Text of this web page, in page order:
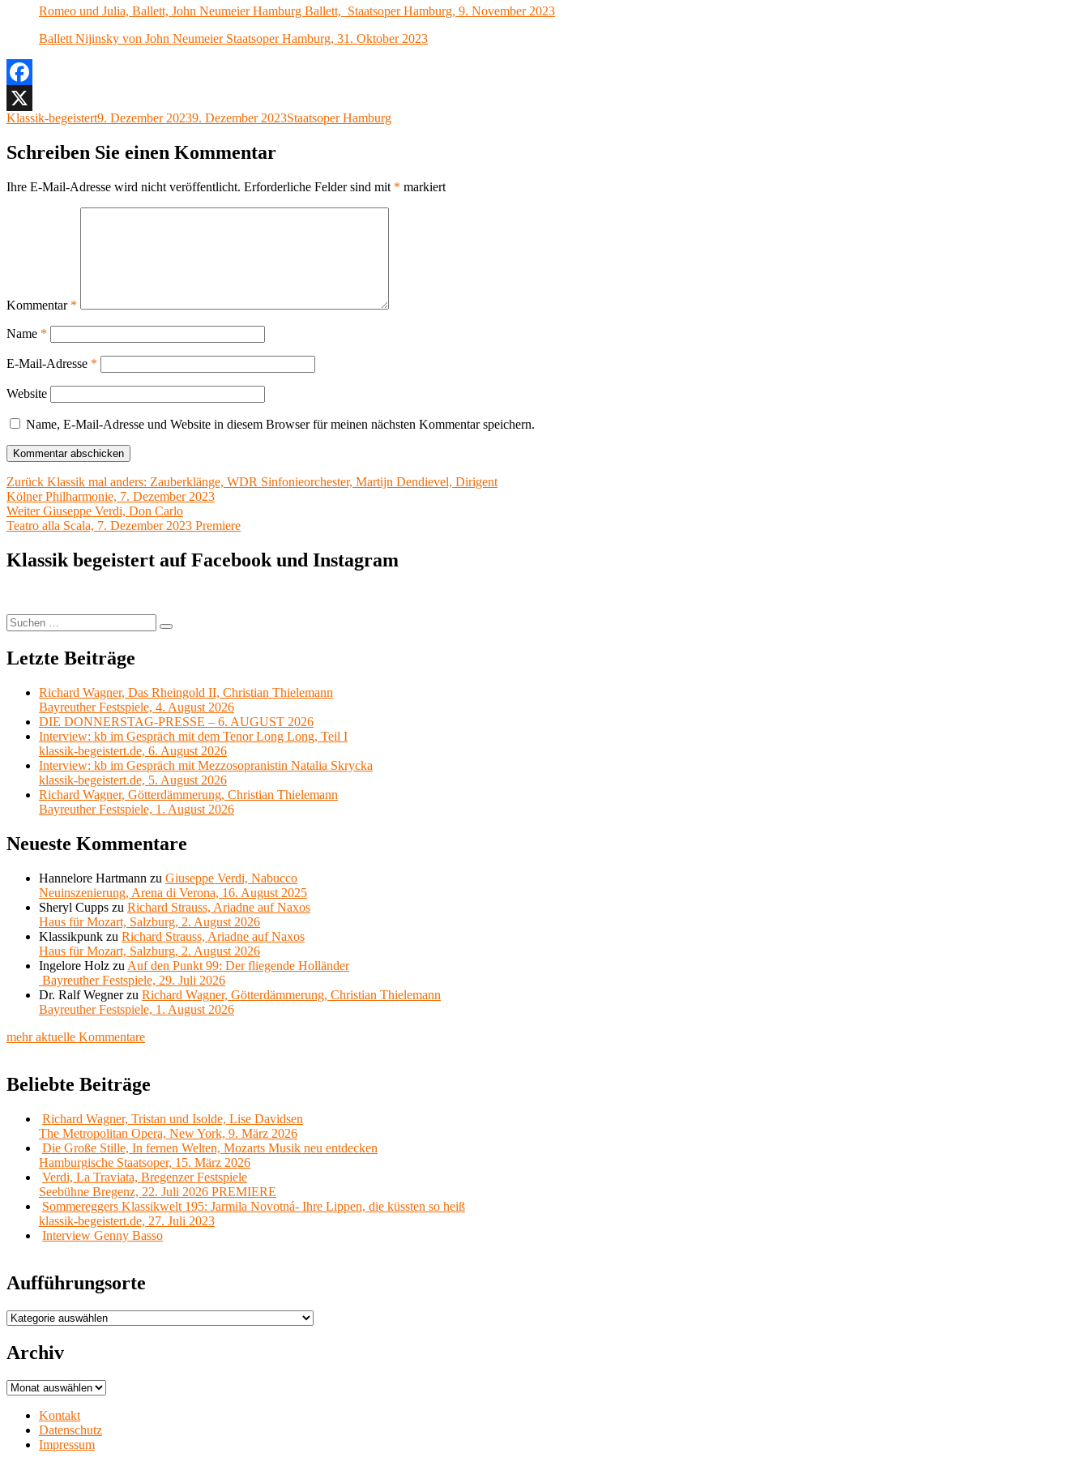
Romeo und Julia, Ballett, John Neumeier Hamburg Ballett, Staatsoper Hamburg, 9. November 2023
Ballett Nijinsky von John Neumeier Staatsoper Hamburg, 31. Oktober 2023
Facebook
X
Autor
Klassik-begeistertVeröffentlicht
9. Dezember 20239. Dezember 2023Kategorien
Staatsoper Hamburg
Schreiben Sie einen Kommentar
Ihre E-Mail-Adresse wird nicht veröffentlicht. Erforderliche Felder sind mit * markiert
Kommentar *
Name *
E-Mail-Adresse *
Website
Name, E-Mail-Adresse und Website in diesem Browser für meinen nächsten Kommentar speichern.
Beitragsnavigation
Zurück Vorheriger
Beitrag:
Klassik mal anders: Zauberklänge, WDR Sinfonieorchester, Martijn Dendievel, Dirigent
Kölner Philharmonie, 7. Dezember 2023
Weiter Nächster
Beitrag:
Giuseppe Verdi, Don Carlo
Teatro alla Scala, 7. Dezember 2023 Premiere
Klassik begeistert auf Facebook und Instagram
Suchen
nach:
Suchen
Letzte Beiträge
Richard Wagner, Das Rheingold II, Christian Thielemann
Bayreuther Festspiele, 4. August 2026
DIE DONNERSTAG-PRESSE – 6. AUGUST 2026
Interview: kb im Gespräch mit dem Tenor Long Long, Teil I
klassik-begeistert.de, 6. August 2026
Interview: kb im Gespräch mit Mezzosopranistin Natalia Skrycka
klassik-begeistert.de, 5. August 2026
Richard Wagner, Götterdämmerung, Christian Thielemann
Bayreuther Festspiele, 1. August 2026
Neueste Kommentare
Hannelore Hartmann zu Giuseppe Verdi, Nabucco
Neuinszenierung, Arena di Verona, 16. August 2025
Sheryl Cupps zu Richard Strauss, Ariadne auf Naxos
Haus für Mozart, Salzburg, 2. August 2026
Klassikpunk zu Richard Strauss, Ariadne auf Naxos
Haus für Mozart, Salzburg, 2. August 2026
Ingelore Holz zu Auf den Punkt 99: Der fliegende Holländer
Bayreuther Festspiele, 29. Juli 2026
Dr. Ralf Wegnerzu Richard Wagner, Götterdämmerung, Christian Thielemann
Bayreuther Festspiele, 1. August 2026
mehr aktuelle Kommentare
Beliebte Beiträge
Richard Wagner, Tristan und Isolde, Lise Davidsen
The Metropolitan Opera, New York, 9. März 2026
Die Große Stille, In fernen Welten, Mozarts Musik neu entdecken
Hamburgische Staatsoper, 15. März 2026
Verdi, La Traviata, Bregenzer Festspiele
Seebühne Bregenz, 22. Juli 2026 PREMIERE
Sommereggers Klassikwelt 195: Jarmila Novotná- Ihre Lippen, die küssten so heiß
klassik-begeistert.de, 27. Juli 2023
Interview Genny Basso
Aufführungsorte
Aufführungsorte
Archiv
Archiv
Kontakt
Datenschutz
Impressum